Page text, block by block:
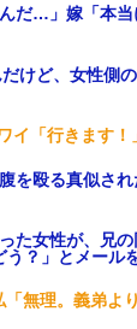
だ…」嫁「本当
けど、女性側
イ「行きます！
を殴る真似さ
た女性が、兄
う？」とメール
無理。義弟よ